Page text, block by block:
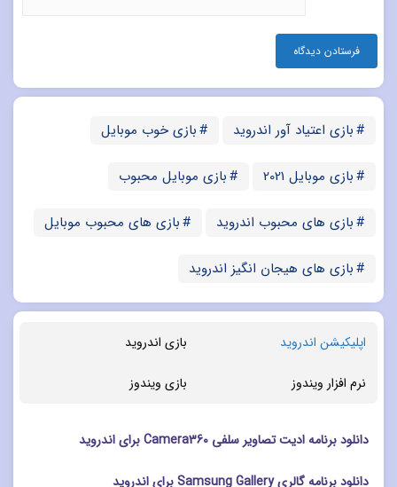
بازی اعتیاد آور اندروید بازی خوب موبایل
بازی موبایل 2021 بازی موبایل محبوب
بازی های محبوب اندروید بازی های محبوب موبایل
بازی های هیجان انگیز اندروید
اپلیکیشن اندروید بازی اندروید
نرم افزار ویندوز بازی ویندوز
دانلود برنامه ادیت تصاویر سلفی Camera360 برای اندروید
دانلود برنامه گالری Samsung Gallery برای اندروید